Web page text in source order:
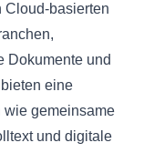
Cloud-basierten
Dokumente und
eine
wie gemeinsame
und digitale